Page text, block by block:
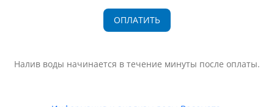
Налив воды начинается в течение минуты после оплаты.